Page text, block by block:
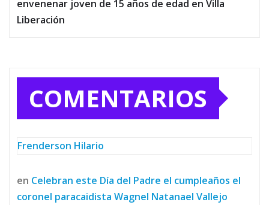
envenenar joven de 15 años de edad en Villa
Liberación
COMENTARIOS
Frenderson Hilario
en Celebran este Día del Padre el cumpleaños el
coronel paracaidista Wagnel Natanael Vallejo